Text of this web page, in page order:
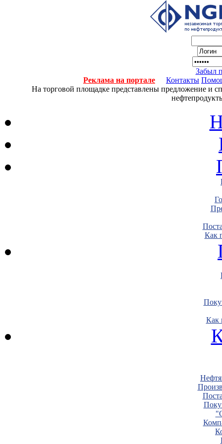
Забыл
Реклама на портале
Контакты
На торговой площадке представлены предложение и
Как
Как